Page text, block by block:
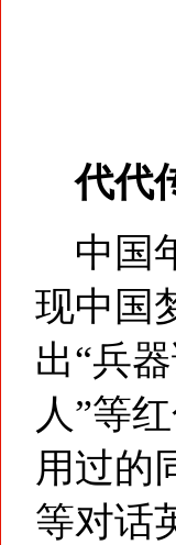
代代
中国
现中国
出“兵
人”等
用过的
等对话